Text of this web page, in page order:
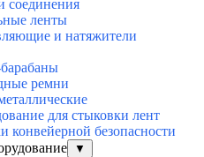
соединения
ленты
и натяжители
ремни
для стыковки лент
конвейерной безопасности
▼